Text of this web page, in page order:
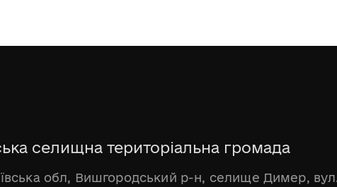
селищна територіальна громада
обл, Вишгородський р-н, селище Димер, вул.